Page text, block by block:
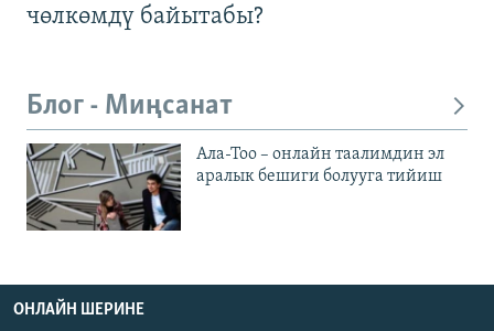
чөлкөмдү байытабы?
Блог - Миңсанат
Ала-Тоо – онлайн таалимдин эл
аралык бешиги болууга тийиш
ОНЛАЙН ШЕРИНЕ